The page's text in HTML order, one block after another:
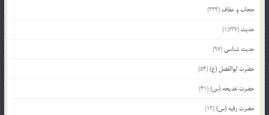
حجاب و عفاف (333)
حدیث (1,737)
حدیث شناسی (97)
حضرت ابوالفضل (ع)(54)
حضرت خدیجه (س)(41)
حضرت رقیه (س)(13)